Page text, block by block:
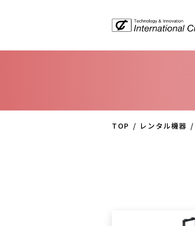
TOP レンタル機器